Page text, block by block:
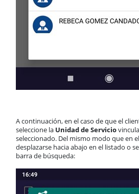
A continuación, en el caso de que el
seleccione la Unidad de Servicio
seleccionado. Del mismo modo que en
desplazarse hacia abajo en el listado o
barra de búsqueda: